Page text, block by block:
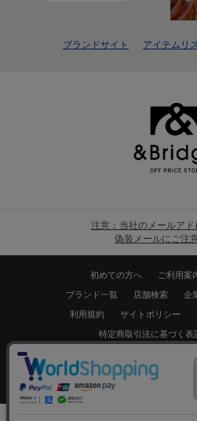
ブランドサイト アイテムリ
注意：当社のメールア
偽装メールにご注
初めての方へ ご利用案
ブランド一覧 店舗検索 企
利用規約 サイトポリシー
特定商取引法に基づく表
Copyrights © WORLD
スマートフォ